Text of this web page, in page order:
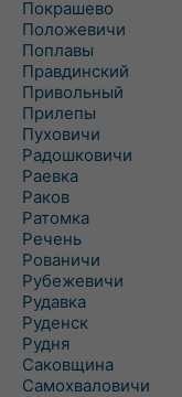
Покрашево
Положевичи
Поплавы
Правдинский
Привольный
Прилепы
Пуховичи
Радошковичи
Раевка
Раков
Ратомка
Речень
Рованичи
Рубежевичи
Рудавка
Руденск
Рудня
Саковщина
Самохваловичи